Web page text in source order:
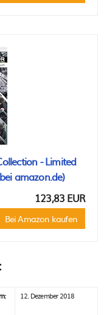
- Limited
amazon.de)
123,83 EUR
Bei Amazon kaufen
12. Dezember 2018